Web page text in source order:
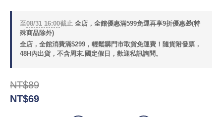
至08/31 16:00截止 全店，全館優惠滿599免運再享9折優惠🎁(特
殊商品除外)
全店，全館消費滿$299，輕鬆購門市取貨免運費！隨貨附發票，
48H內出貨，不含周末.國定假日，歡迎私訊詢問。
NT$89
NT$69